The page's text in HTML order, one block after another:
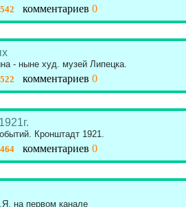
комментариев 0
- ныне худ. музей Липецка.
комментариев 0
Кронштадт 1921.
комментариев 0
на первом канале